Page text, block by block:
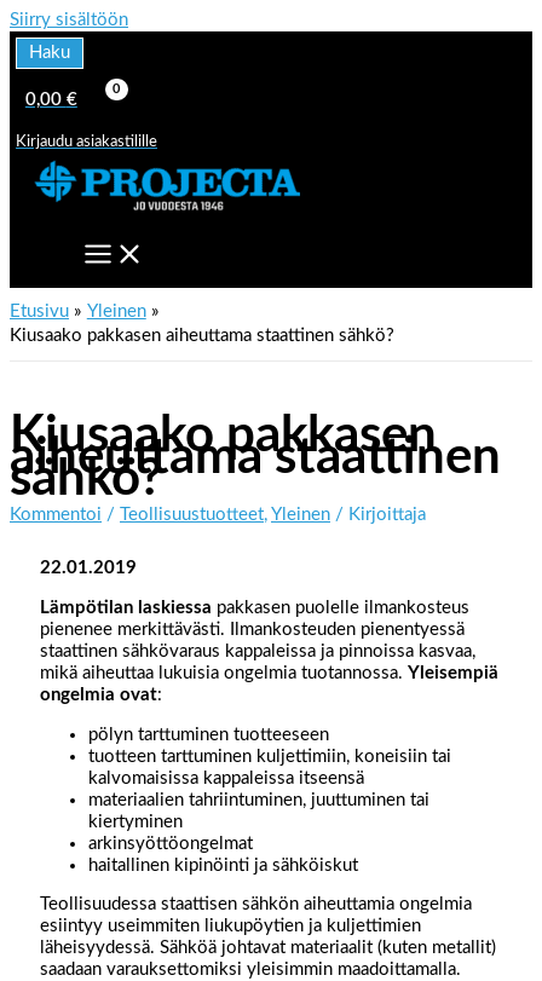
Siirry sisältöön
Haku
0,00 €
Kirjaudu asiakastilille
Etusivu
Yleinen
Kiusaako pakkasen aiheuttama staattinen sähkö?
Kiusaako pakkasen
aiheuttama staattinen
sähkö?
Kommentoi / Teollisuustuotteet, Yleinen / Kirjoittaja
22.01.2019
Lämpötilan laskiessa pakkasen puolelle ilmankosteus
pienenee merkittävästi. Ilmankosteuden pienentyessä
staattinen sähkövaraus kappaleissa ja pinnoissa kasvaa,
mikä aiheuttaa lukuisia ongelmia tuotannossa. Yleisempiä
ongelmia ovat:
pölyn tarttuminen tuotteeseen
tuotteen tarttuminen kuljettimiin, koneisiin tai
kalvomaisissa kappaleissa itseensä
materiaalien tahriintuminen, juuttuminen tai
kiertyminen
arkinsyöttöongelmat
haitallinen kipinöinti ja sähköiskut
Teollisuudessa staattisen sähkön aiheuttamia ongelmia
esiintyy useimmiten liukupöytien ja kuljettimien
läheisyydessä. Sähköä johtavat materiaalit (kuten metallit)
saadaan varauksettomiksi yleisimmin maadoittamalla.